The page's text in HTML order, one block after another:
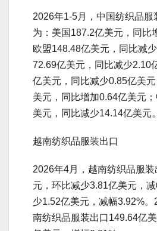
2026年1-5月，中国纺织品服
为：美国187.2亿美元，同比
欧盟148.48亿美元，同比减
72.69亿美元，同比减少2.10
亿美元，同比减少0.85亿美
美元，同比增加0.64亿美元
美元，同比减少14.14亿美元。
越南纺织品服装出口
2026年4月，越南纺织品服
元，环比减少3.81亿美元，
少1.52亿美元，减幅3.92%
南纺织品服装出口149.64亿